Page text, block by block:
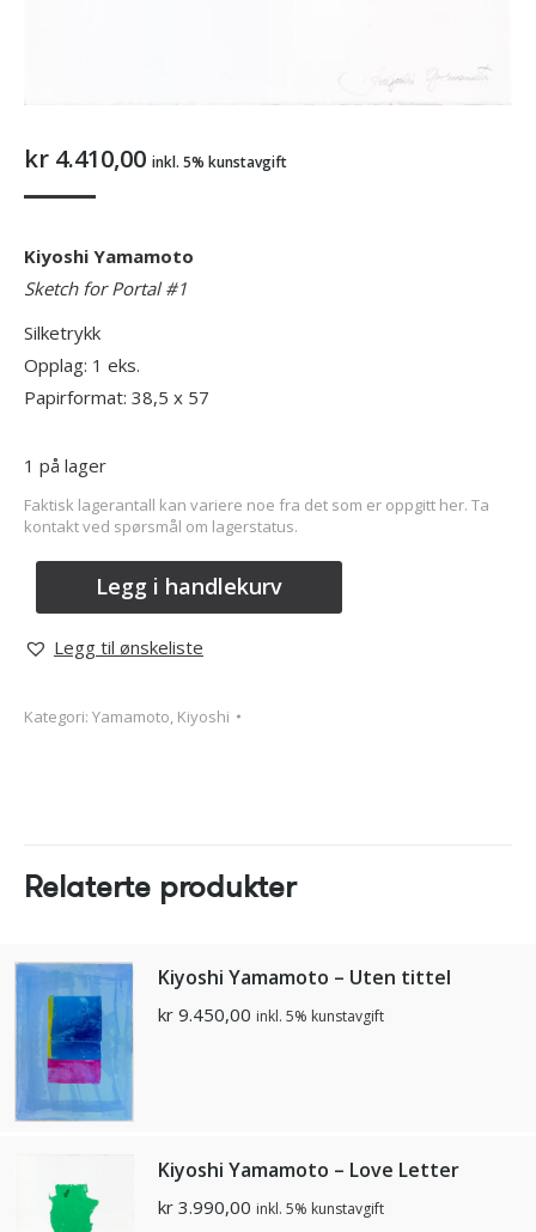
kr 4.410,00 inkl. 5% kunstavgift
Kiyoshi Yamamoto
Sketch for Portal #1
Silketrykk
Opplag: 1 eks.
Papirformat: 38,5 x 57
1 på lager
Faktisk lagerantall kan variere noe fra det som er oppgitt her. Ta
kontakt ved spørsmål om lagerstatus.
Legg i handlekurv
Legg til ønskeliste
Kategori: Yamamoto, Kiyoshi
Relaterte produkter
Kiyoshi Yamamoto – Uten tittel
kr 9.450,00 inkl. 5% kunstavgift
Kiyoshi Yamamoto – Love Letter
kr 3.990,00 inkl. 5% kunstavgift